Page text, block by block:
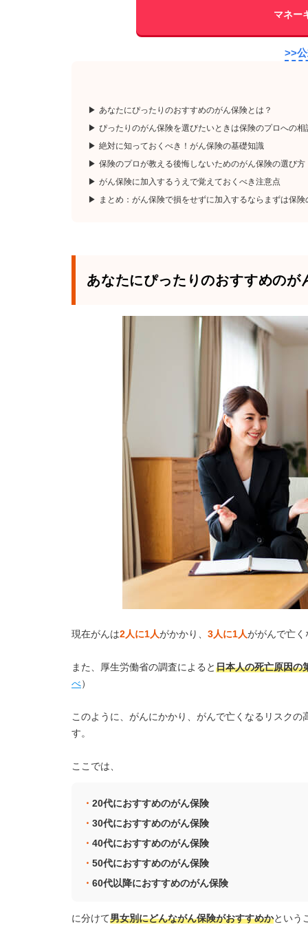
マネー
>>
あなたにぴったりのおすすめのがん保険とは？
ぴったりのがん保険を選びたいときは保険のプロへの相
絶対に知っておくべき！がん保険の基礎知識
保険のプロが教える後悔しないためのがん保険の選び方
がん保険に加入するうえで覚えておくべき注意点
まとめ：がん保険で損をせずに加入するならまずは保
あなたにぴったりのおすすめのが
現在がんは2人に1人がかかり、 3人に1人ががんで亡
また、厚生労働省の調査によると日本人の死亡原因の
べ）
このように、がんにかかり、がんで亡くなるリスク
す。
ここでは、
20代におすすめのがん保険
30代におすすめのがん保険
40代におすすめのがん保険
50代におすすめのがん保険
60代以降におすすめのがん保険
に分けて男女別にどんながん保険がおすすめかという